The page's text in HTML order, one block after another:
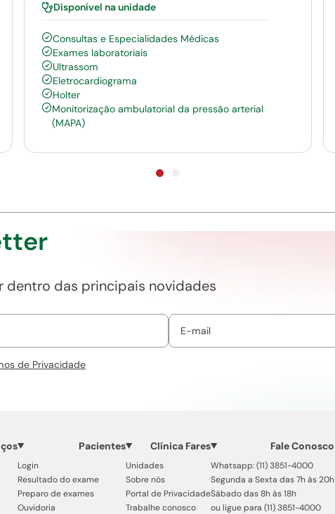
Disponível na unidade
Consultas e Especialidades Médicas
Exames laboratoriais
Ultrassom
Eletrocardiograma
Holter
Monitorização ambulatorial da pressão arterial
(MAPA)
dentro das principais novidades
de Privacidade
Pacientes
Login
Resultado do exame
Preparo de exames
Ouvidoria
Clínica Fares
Unidades
Sobre nós
Portal de Privacidade
Trabalhe conosco
Fale Conosco
Whatsapp: (11) 3851-4000
Segunda a Sexta das 7h às 20h
Sábado das 8h às 18h
ou ligue para (11) 3851-4000